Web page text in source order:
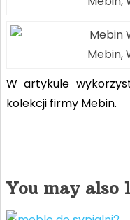
Mebin,
W artykule
kolekcji firmy Mebin.
You may also